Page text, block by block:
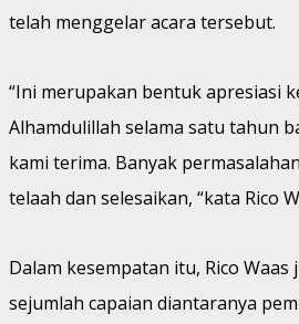
telah menggelar acara tersebut.
“Ini merupakan bentuk apresiasi
Alhamdulillah selama satu tahun
kami terima. Banyak
telaah dan selesaikan, “kata Rico
Dalam kesempatan itu, Rico
sejumlah capaian diantaranya